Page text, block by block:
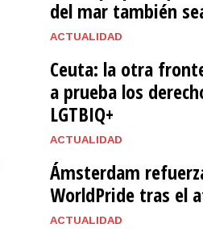
del mar también
ACTUALIDAD
Ceuta: la otra
a prueba los
LGTBIQ+
ACTUALIDAD
Ámsterdam
WorldPride tras el
ACTUALIDAD